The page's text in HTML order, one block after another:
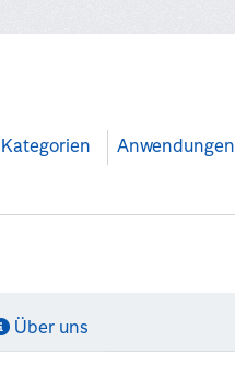
Kategorien Anwendungen
Über uns